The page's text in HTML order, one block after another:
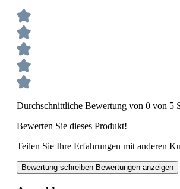
Durchschnittliche Bewertung von 0 von 5
Bewerten Sie dieses Produkt!
Teilen Sie Ihre Erfahrungen mit anderen
Bewertung schreiben Bewertungen anzeigen